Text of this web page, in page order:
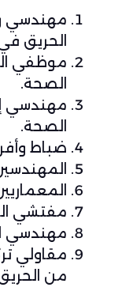
مهندسي
الحريق
موظفي
الصحة.
مهندسي
الصحة.
ضباط
مفتشي
مهندسي
مقاولي
من